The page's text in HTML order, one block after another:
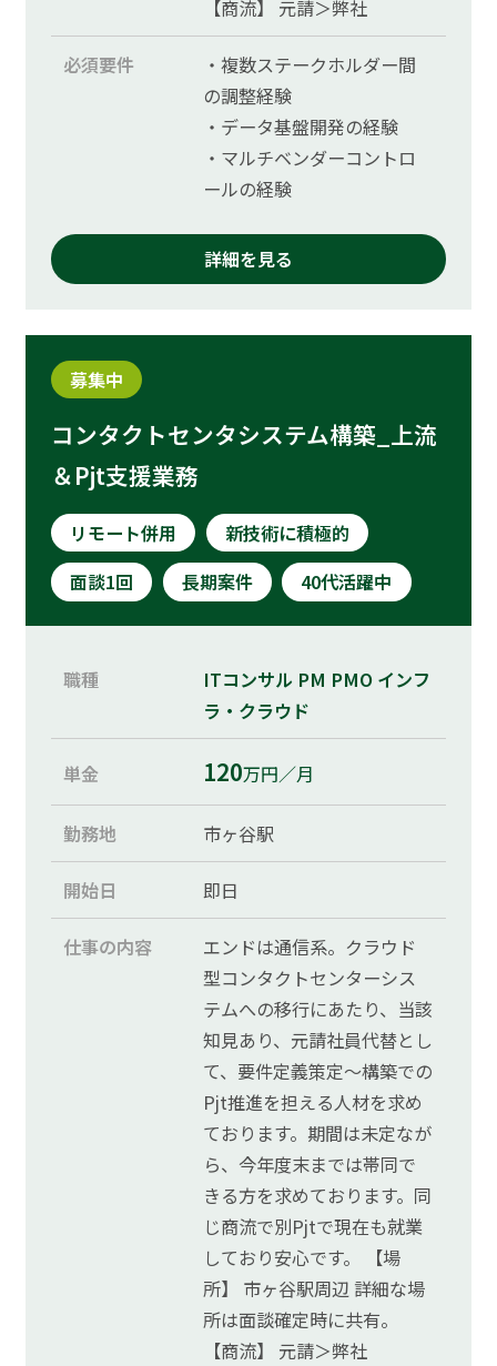
【商流】 元請＞弊社
必須要件
・複数ステークホルダー間
の調整経験
・データ基盤開発の経験
・マルチベンダーコントロ
ールの経験
詳細を見る
募集中
コンタクトセンタシステム構築_上流
＆Pjt支援業務
リモート併用
新技術に積極的
面談1回
長期案件 40代活躍中
職種 ITコンサル PM PMO インフ
ラ・クラウド
単金 120万円／月
勤務地 市ヶ谷駅
開始日 即日
仕事の内容
エンドは通信系。クラウド
型コンタクトセンターシス
テムへの移行にあたり、当該
知見あり、元請社員代替とし
て、要件定義策定～構築での
Pjt推進を担える人材を求め
ております。期間は未定なが
ら、今年度末までは帯同で
きる方を求めております。同
じ商流で別Pjtで現在も就業
しており安心です。 【場
所】 市ヶ谷駅周辺 詳細な場
所は面談確定時に共有。
【商流】 元請＞弊社